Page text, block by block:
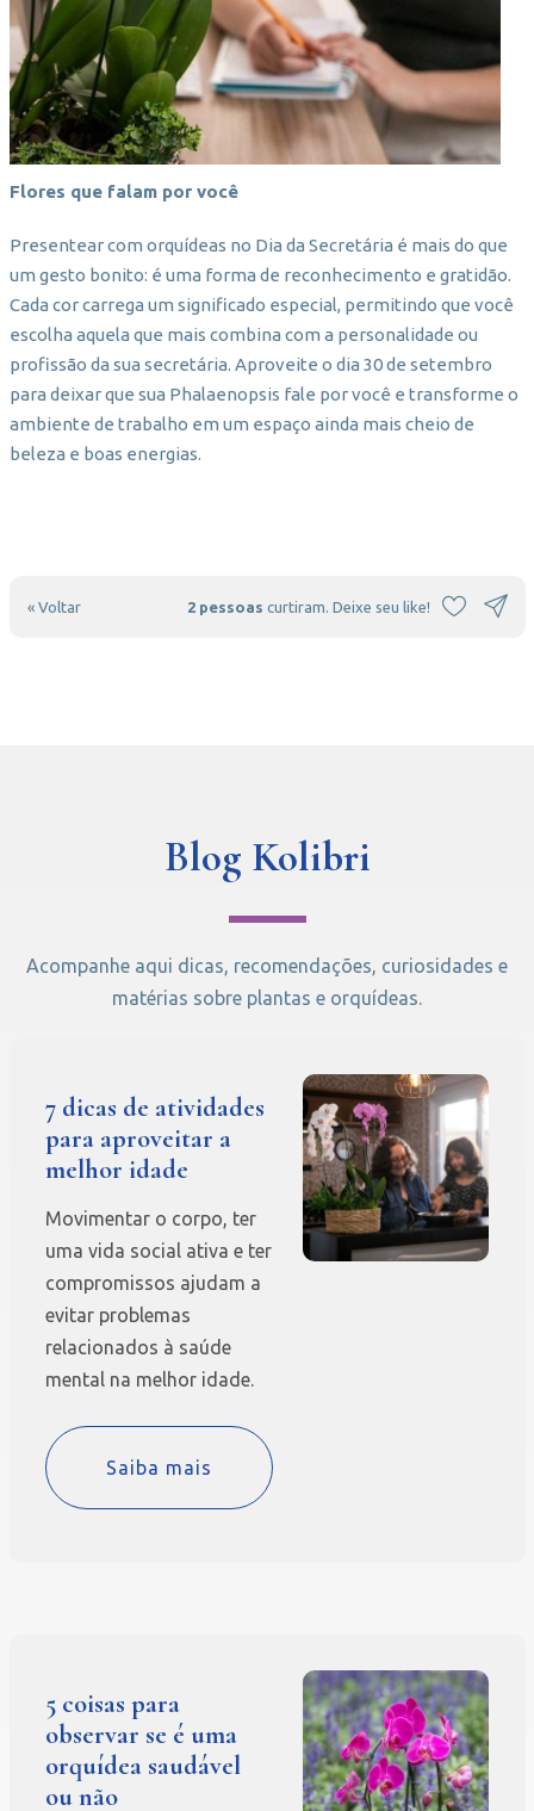
Flores que falam por você
Presentear com orquídeas no Dia da Secretária é mais do que
um gesto bonito: é uma forma de reconhecimento e gratidão.
Cada cor carrega um significado especial, permitindo que você
escolha aquela que mais combina com a personalidade ou
profissão da sua secretária. Aproveite o dia 30 de setembro
para deixar que sua Phalaenopsis fale por você e transforme o
ambiente de trabalho em um espaço ainda mais cheio de
beleza e boas energias.
« Voltar 2 pessoas curtiram. Deixe seu like!
Blog Kolibri
Acompanhe aqui dicas, recomendações, curiosidades e
matérias sobre plantas e orquídeas.
7 dicas de atividades
para aproveitar a
melhor idade
Movimentar o corpo, ter
uma vida social ativa e ter
compromissos ajudam a
evitar problemas
relacionados à saúde
mental na melhor idade.
Saiba mais
5 coisas para
observar se é uma
orquídea saudável
ou não